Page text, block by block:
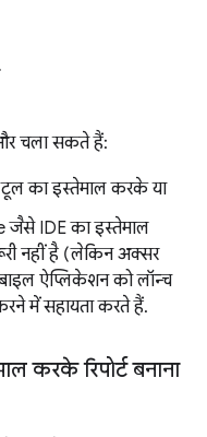
चला सकते हैं:
टूल का इस्तेमाल करके या
जैसे IDE का इस्तेमाल
नहीं है (लेकिन अक्सर
ऐप्लिकेशन को लॉन्च
में सहायता करते हैं.
करके रिपोर्ट बनाना